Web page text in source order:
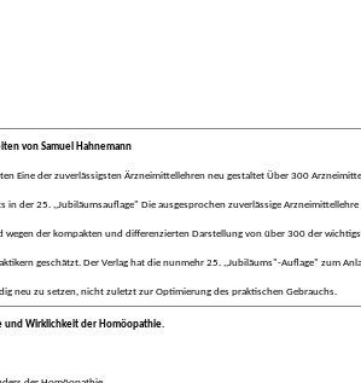
von Samuel Hahnemann
Eine der zuverlässigsten Ärzneimittellehren neu gestaltet Über 300
in der 25. ,,Jubiläumsauflage" Die ausgesprochen zuverlässige
wegen der kompakten und differenzierten Darstellung von über 300 der
geschätzt. Der Verlag hat die nunmehr 25. ,,Jubiläums"-Auflage" zum
neu zu setzen, nicht zuletzt zur Optimierung des praktischen Gebrauchs.
und Wirklichkeit der Homöopathie.